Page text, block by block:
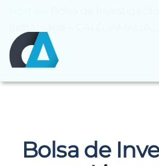
Bolsa de
Bolsa de